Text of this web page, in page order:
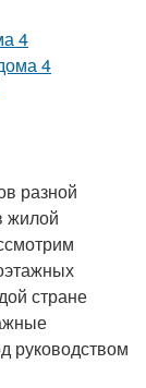
разной
жилой
стране
руководством